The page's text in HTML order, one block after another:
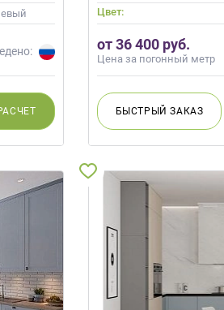
Цвет:
от 36 400 руб.
Цена за погонный метр
БЫСТРЫЙЗАКАЗ